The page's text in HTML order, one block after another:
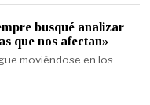
busqué analizar
que nos afectan»
moviéndose en los